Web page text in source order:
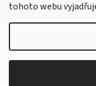
tohoto webu
Copyright 2026ST-